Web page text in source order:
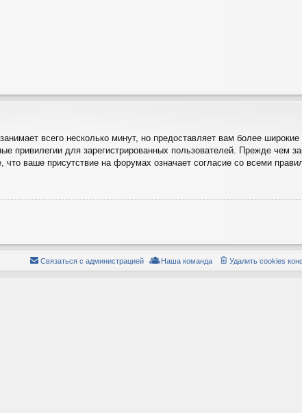
всего несколько минут, но предоставляет вам более широкие
привилегии для зарегистрированных пользователей. Прежде чем
ваше присутствие на форумах означает согласие со всеми
Удалить cookies
Наша команда
Связаться с администрацией